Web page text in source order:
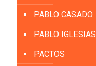
PABLO CASADO
PABLO IGLESIAS
PACTOS